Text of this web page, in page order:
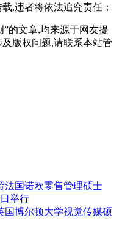
,违者将依法追究责任；
的文章,均来源于网友提
版权问题,请联系本站管
法国诺欧零售管理硕士
举行
博尔顿大学视觉传媒硕